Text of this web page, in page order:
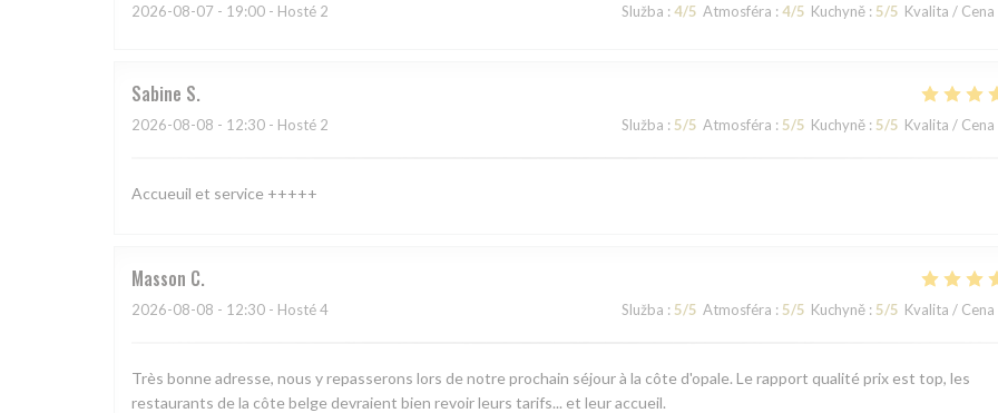
2026-08-07 - 19:00 - Hosté 2 Služba : 4/5 Atmosféra : 4/5 Kuchyně : 5/5 Kvalita / Cena
Sabine S
2026-08-08 - 12:30 - Hosté 2 Služba : 5/5 Atmosféra : 5/5 Kuchyně : 5/5 Kvalita / Cena
Accueuil et service +++++
Masson C
2026-08-08 - 12:30 - Hosté 4 Služba : 5/5 Atmosféra : 5/5 Kuchyně : 5/5 Kvalita / Cena
Très bonne adresse, nous y repasserons lors de notre prochain séjour à la côte d'opale. Le rapport qualité prix est top, les
restaurants de la côte belge devraient bien revoir leurs tarifs... et leur accueil.